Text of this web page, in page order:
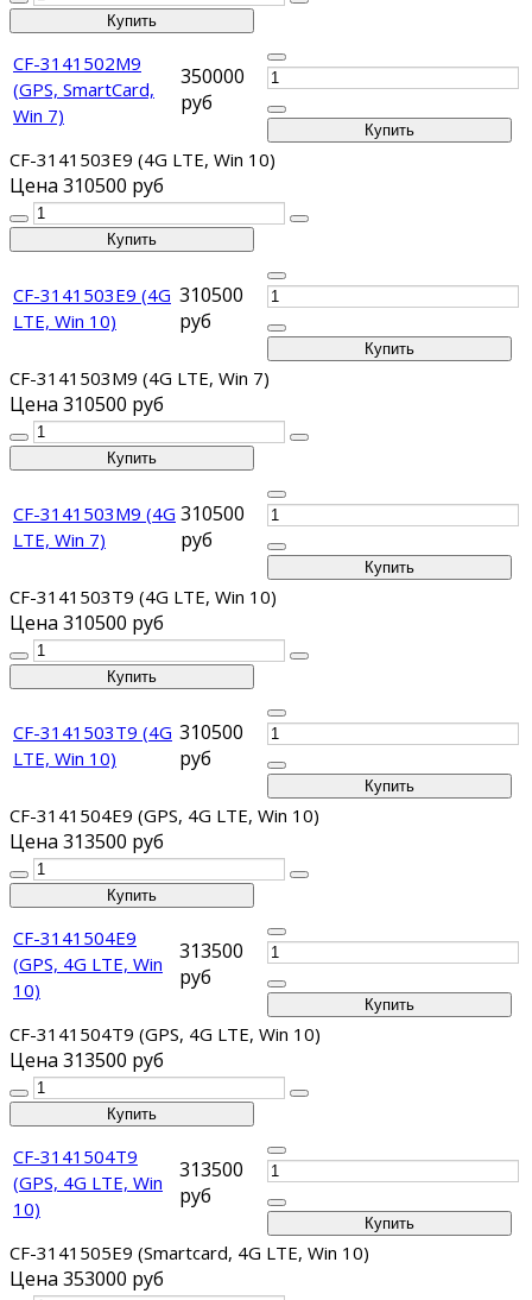
CF-3141502M9
(GPS, SmartCard,
Win 7)
350000
руб
CF-3141503E9 (4G LTE, Win 10)
Цена 310500 руб
CF-3141503E9 (4G
LTE, Win 10)
310500
руб
CF-3141503M9 (4G LTE, Win 7)
Цена 310500 руб
CF-3141503M9 (4G
LTE, Win 7)
310500
руб
CF-3141503T9 (4G LTE, Win 10)
Цена 310500 руб
CF-3141503T9 (4G
LTE, Win 10)
310500
руб
CF-3141504E9 (GPS, 4G LTE, Win 10)
Цена 313500 руб
CF-3141504E9
(GPS, 4G LTE, Win
10)
313500
руб
CF-3141504T9 (GPS, 4G LTE, Win 10)
Цена 313500 руб
CF-3141504T9
(GPS, 4G LTE, Win
10)
313500
руб
CF-3141505E9 (Smartcard, 4G LTE, Win 10)
Цена 353000 руб